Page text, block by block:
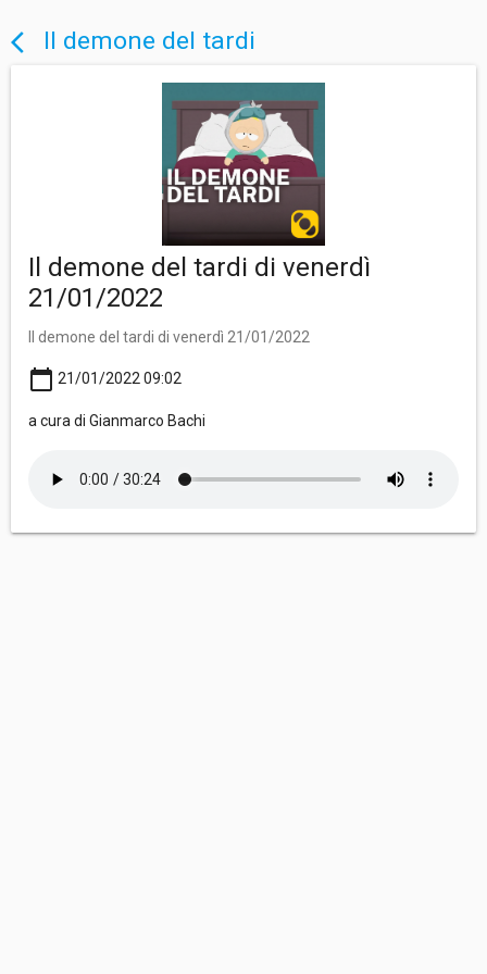
arrow_back_ios Il demone del tardi
Il demone del tardi di venerdì
21/01/2022
Il demone del tardi di venerdì 21/01/2022
calendar_today 21/01/2022 09:02
a cura di Gianmarco Bachi